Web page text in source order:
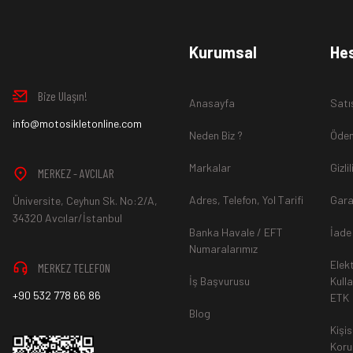
www.MotosikletOnline.com alışveriş sitesinden almış
Aksi durum söz konusu olduğunda
*İade ve Değişim sürecinde ürünlerin "Gönderici Ödemeli”
Ürün mağazamıza ulaştıktan sonra gerekli incelemelerin
hesaba ya da Kredi Kartına "Beş (5) ile On (10) iş günü”
durumlar ilgili bankanız ile yapılan sözleşme yükümlülüğüne
Bize Ulaşın!
info@motosikletonline.com
MERKEZ - AVCILAR
Üniversite, Ceyhun Sk. No:2/A,
34320 Avcılar/İstanbul
MERKEZ TELEFON
+90 532 778 66 86
Kurumsal
Anasayfa
Neden Biz ?
Markalar
Adres, Telefon, Yol Tarifi
Banka Havale / EFT
Numaralarımız
İş Başvurusu
Blog
İade
ETK